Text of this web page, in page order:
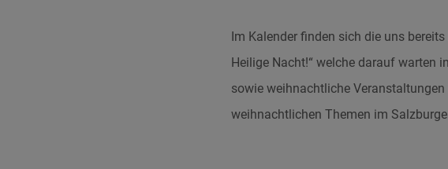
Im Kalender finden sich die uns
Heilige Nacht!“ welche darauf warten
sowie weihnachtliche
weihnachtlichen Themen im